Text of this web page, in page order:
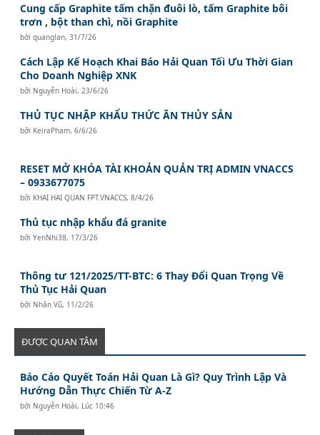
Cung cấp Graphite tấm chặn đuôi lò, tấm Graphite bôi
trơn , bột than chì, nồi Graphite
bởiquanglan,31/7/26
Cách Lập Kế Hoạch Khai Báo Hải Quan Tối Ưu Thời Gian
Cho Doanh Nghiệp XNK
bởi Nguyễn Hoài, 23/6/26
THỦ TỤC NHẬP KHẨU THỨC ĂN THỦY SẢN
bởi KeiraPham,6/6/26
RESET MỞ KHÓA TÀI KHOẢN QUẢN TRỊ ADMIN VNACCS
– 0933677075
bởi KHAI HAI QUAN FPT.VNACCS,8/4/26
Thủ tục nhập khẩu đá granite
bởiYenNhi38, 17/3/26
Thông tư 121/2025/TT-BTC: 6 Thay Đổi Quan Trọng Về
Thủ Tục Hải Quan
bởi Nhân Vũ, 11/2/26
ĐƯỢC QUAN TÂM
Báo Cáo Quyết Toán Hải Quan Là Gì? Quy Trình Lập Và
Hướng Dẫn Thực Chiến Từ A-Z
bởi Nguyễn Hoài, Lúc 10:46